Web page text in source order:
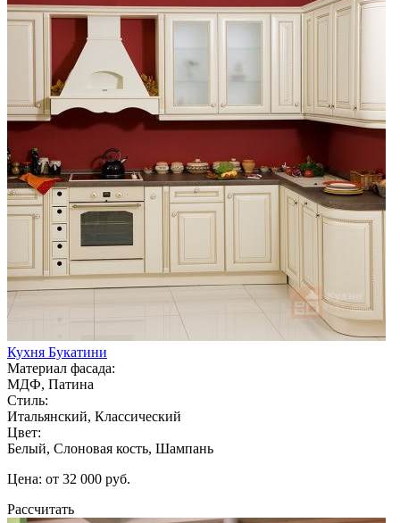
Кухня Букатини
Материал фасада:
МДФ, Патина
Стиль:
Итальянский, Классический
Цвет:
Белый, Слоновая кость, Шампань
Цена: от 32 000 руб.
Рассчитать